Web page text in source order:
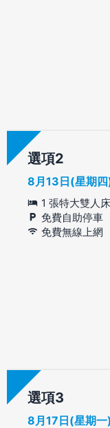
選項
8月13日(星期
1 張特大雙人床
免費自助停車
免費無線上網
選項
8月17日(星期